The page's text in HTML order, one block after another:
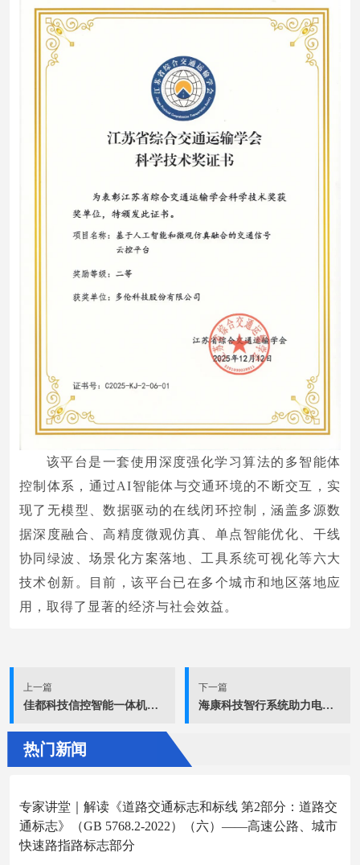
该平台是一套使用深度强化学习算法的多智能体
控制体系，通过AI智能体与交通环境的不断交互，实
现了无模型、数据驱动的在线闭环控制，涵盖多源数
据深度融合、高精度微观仿真、单点智能优化、干线
协同绿波、场景化方案落地、工具系统可视化等六大
技术创新。目前，该平台已在多个城市和地区落地应
用，取得了显著的经济与社会效益。
上一篇
佳都科技信控智能一体机入选交通运输部 首批大模型智能体典型案例
下一篇
海康科技智行系统助力电动自行车数字化改革
热门新闻
专家讲堂｜解读《道路交通标志和标线 第2部分：道路交
通标志》（GB 5768.2-2022）（六）——高速公路、城市
快速路指路标志部分